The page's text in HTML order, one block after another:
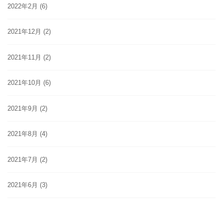
2022年2月 (6)
2021年12月 (2)
2021年11月 (2)
2021年10月 (6)
2021年9月 (2)
2021年8月 (4)
2021年7月 (2)
2021年6月 (3)